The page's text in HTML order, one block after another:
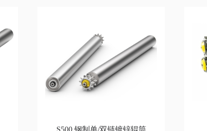
S500 钢制单/双链镀锌辊筒